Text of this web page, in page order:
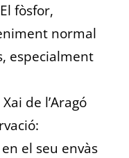
fòsfor,
normal
especialment
de l’Aragó
el seu envàs